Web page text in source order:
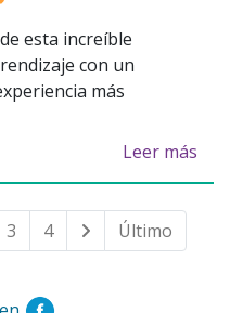
esta increíble
con un
más
Leer más
3 4 Último